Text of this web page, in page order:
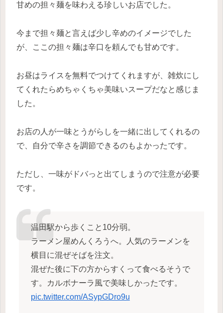
甘めの担々麺を味わえる珍しいお店でした。
今まで担々麺と言えば少し辛めのイメージでした
が、ここの担々麺は辛口を頼んでも甘めです。
お昼はライスを無料でつけてくれますが、雑炊にし
てくれたらめちゃくちゃ美味いスープだなと感じま
した。
お店の人が一味とうがらしを一緒に出してくれるの
で、自分で辛さを調節できるのもよかったです。
ただし、一味がドバっと出てしまうので注意が必要
です。
温田駅から歩くこと10分弱。
ラーメン屋めんくろうへ。人気のラーメンを
横目に混ぜそばを注文。
混ぜた後に下の方からすくって食べるそうで
す。カルボナーラ風で美味しかったです。
pic.twitter.com/ASypGDro9u